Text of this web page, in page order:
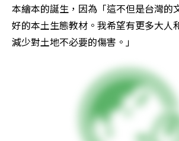
本繪本的誕生，因為「這不但是台灣的
好的本土生態教材。我希望有更多大人
減少對土地不必要的傷害。」